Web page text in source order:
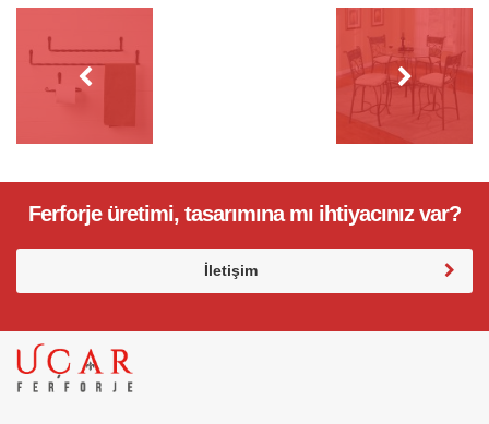
Ferforje üretimi, tasarımına mı ihtiyacınız var?
İletişim